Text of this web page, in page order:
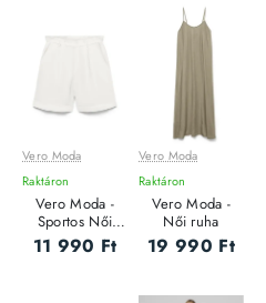
Vero Moda
Raktáron
Vero Moda -
Sportos Női
rövidnadrág
11 990 Ft
Vero Moda
Raktáron
Vero Moda -
Női ruha
19 990 Ft